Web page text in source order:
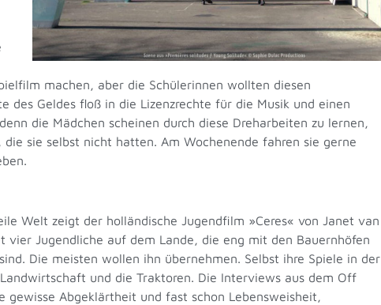
machen, aber die Schülerinnen wollten diesen
Geldes floß in die Lizenzrechte für die Musik und einen
die Mädchen scheinen durch diese Dreharbeiten zu lernen,
sie selbst nicht hatten. Am Wochenende fahren sie gerne
Welt zeigt der holländische Jugendfilm »Ceres« von Janet van
vier Jugendliche auf dem Lande, die eng mit den Bauernhöfen
Die meisten wollen ihn übernehmen. Selbst ihre Spiele in der
und die Traktoren. Die Interviews aus dem Off
gewisse Abgeklärtheit und fast schon Lebensweisheit,